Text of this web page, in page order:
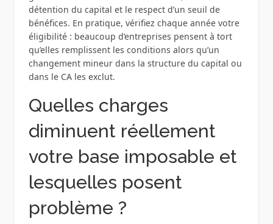
détention du capital et le respect d’un seuil de
bénéfices. En pratique, vérifiez chaque année votre
éligibilité : beaucoup d’entreprises pensent à tort
qu’elles remplissent les conditions alors qu’un
changement mineur dans la structure du capital ou
dans le CA les exclut.
Quelles charges
diminuent réellement
votre base imposable et
lesquelles posent
problème ?